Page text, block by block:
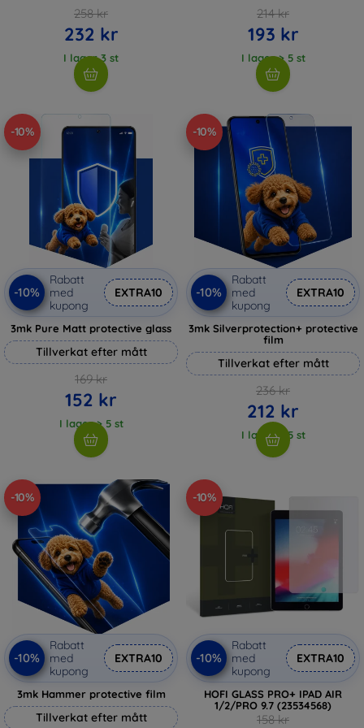
258 kr
232 kr
I lager 3 st
214 kr
193 kr
I lager > 5 st
-10%
-10%
Rabatt
med
kupong
EXTRA10
3mk Pure Matt protective glass
Tillverkat efter mått
169 kr
152 kr
I lager > 5 st
-10%
-10%
Rabatt
med
kupong
EXTRA10
3mk Silverprotection+ protective
film
Tillverkat efter mått
236 kr
212 kr
I lager > 5 st
-10%
-10%
Rabatt
med
kupong
EXTRA10
3mk Hammer protective film
Tillverkat efter mått
-10%
-10%
Rabatt
med
kupong
EXTRA10
HOFI GLASS PRO+ IPAD AIR
1/2/PRO 9.7 (23534568)
158 kr